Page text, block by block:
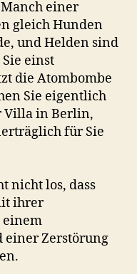
einer
gleich Hunden
und Helden sind
einst
die Atombombe
Sie eigentlich
Villa in Berlin,
für Sie
nicht los, dass
ihrer
einer Zerstörung